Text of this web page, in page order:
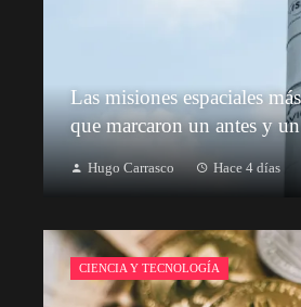
Las misiones espaciales
que marcaron un antes y
Hugo Carrasco Hace 4 días
CIENCIA Y TECNOLOGÍA